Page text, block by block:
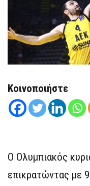
Κοινοποιήστε
Ο Ολυμπιακός
επικρατώντας με